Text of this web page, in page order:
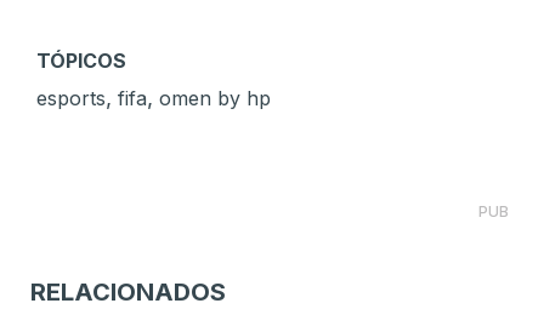
TÓPICOS
esports, fifa, omen by hp
PUB
RELACIONADOS